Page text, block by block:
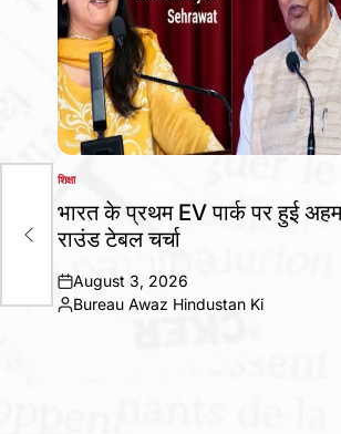
POSTED
IN
शिक्षा
भारत के प्रथम EV पार्क पर हुई अहम
राउंड टेबल चर्चा
on
August 3, 2026
Posted
Bureau Awaz Hindustan Ki